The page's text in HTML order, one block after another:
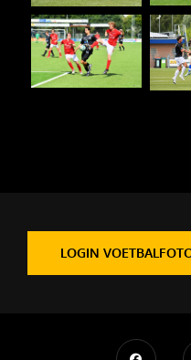
LOGIN